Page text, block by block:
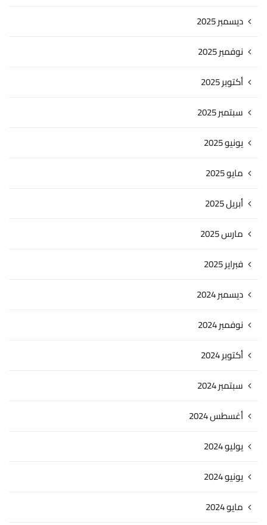
ديسمبر 2025
نوفمبر 2025
أكتوبر 2025
سبتمبر 2025
يونيو 2025
مايو 2025
أبريل 2025
مارس 2025
فبراير 2025
ديسمبر 2024
نوفمبر 2024
أكتوبر 2024
سبتمبر 2024
أغسطس 2024
يوليو 2024
يونيو 2024
مايو 2024